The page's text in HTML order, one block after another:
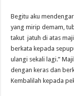
Begitu aku
yang mirip demam,
takut jatuh di atas
berkata kepada
ulangi sekali lagi.”
dengan keras dan
Kembalilah kepada